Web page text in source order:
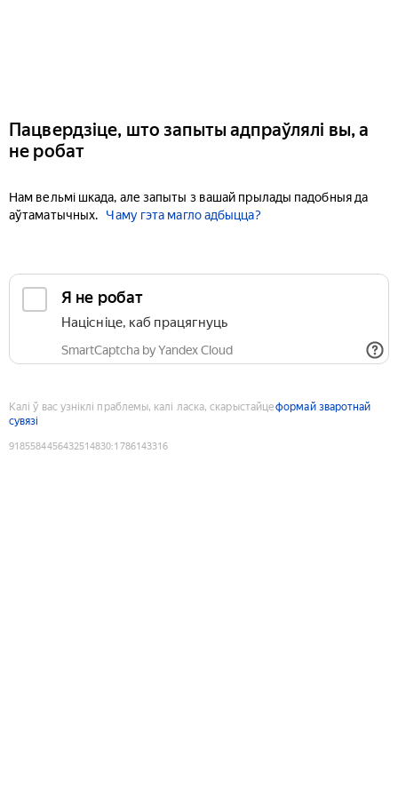
Пацвердзіце, што запыты адпраўлялі вы, а
не робат
Нам вельмі шкада, але запыты з вашай прылады падобныя да
аўтаматычных.
Чаму гэта магло адбыцца?
Я не робат
Націсніце, каб працягнуць
SmartCaptcha by Yandex Cloud
Калі ў вас узніклі праблемы, калі ласка, скарыстайцеформай зваротнай
сувязі
9185584456432514830:1786143316